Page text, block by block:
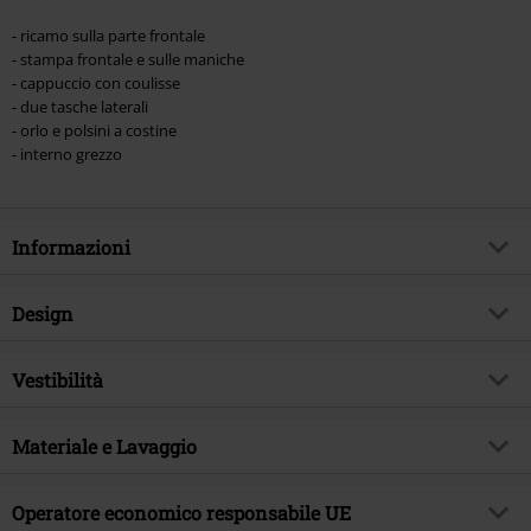
- ricamo sulla parte frontale
- stampa frontale e sulle maniche
- cappuccio con coulisse
- due tasche laterali
- orlo e polsini a costine
- interno grezzo
Informazioni
Codice articolo
Tema
Fan merch, Videogame, Nintendo,
Autografato
Licenze Entertainment
Pokémon
Design
Tipologia prodotto
Stampato
Forma maniche
Maniche standard
Vestibilità
Vestibilità/Top
Materiale e Lavaggio
Materiale esterno
60% cotone, 40% poliestere
Operatore economico responsabile UE